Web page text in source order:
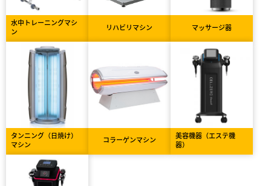
水中トレーニングマシ
ン
リハビリマシン マッサージ器
タンニング（日焼け）
マシン
コラーゲンマシン
美容機器（エステ機
器）